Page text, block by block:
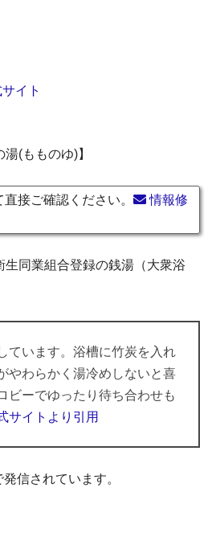
イト
(もものゆ)】
接ご確認ください。
情報修
同業組合登録の銭湯（大衆浴
ています。浴槽に竹炭を入れ
やわらかく湯冷めしないと喜
ビーでゆったり待ち合わせも
サイトより引用
発信されています。